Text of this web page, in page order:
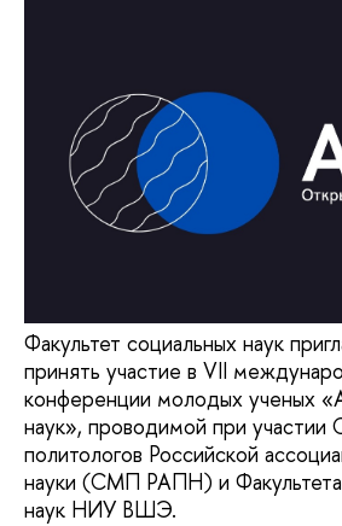
Факультет социальных наук
принять участие в VII
конференции молодых ученых
наук», проводимой при участии
политологов Российской
науки (СМП РАПН) и Факультета
наук НИУ ВШЭ.